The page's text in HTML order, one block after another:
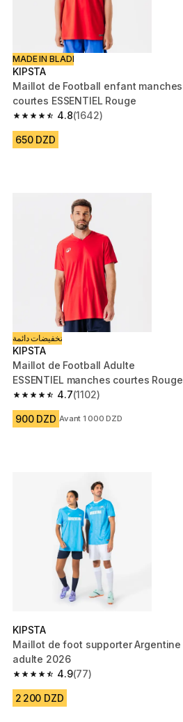
MADE IN BLADI
KIPSTA
Maillot de Football enfant manches
courtes ESSENTIEL Rouge
4.8
4.8 out of 5 stars from 1642 reviews
(1642)
650 DZD
تخفيضات دائمة
KIPSTA
Maillot de Football Adulte
ESSENTIEL manches courtes Rouge
4.7
4.7 out of 5 stars from 1102 reviews
(1102)
900 DZD Avant 1 000 DZD
KIPSTA
Maillot de foot supporter Argentine
adulte 2026
4.9
4.9 out of 5 stars from 77 reviews
(77)
2 200 DZD